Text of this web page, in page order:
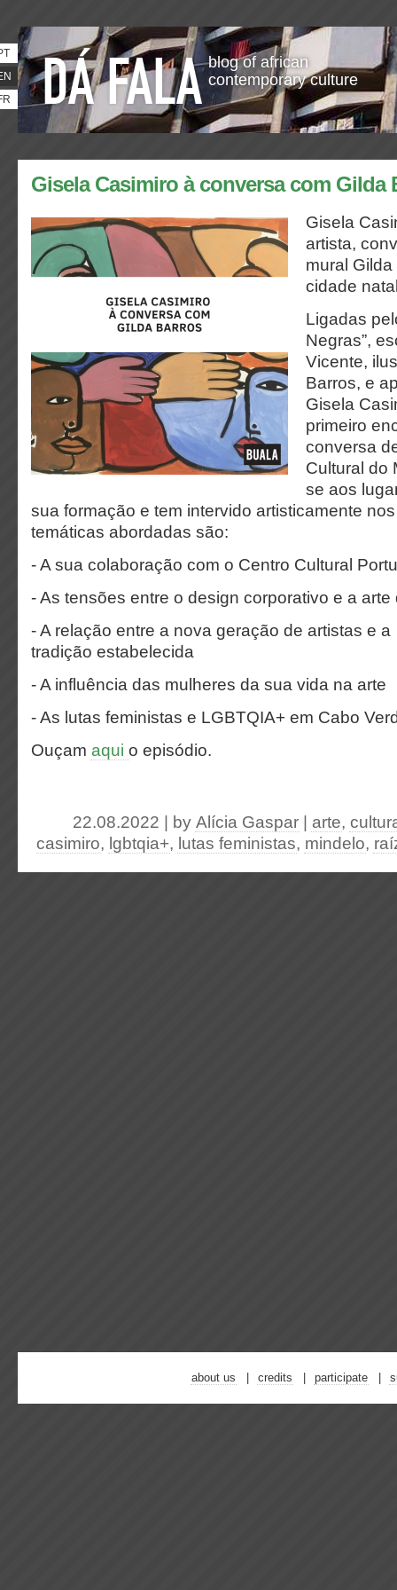
blog of african
contemporary culture
Gisela Casimiro à conversa com Gilda
Gisela
artista,
mural
cidade
Ligadas
Negras”,
Vicente,
Barros, e
Gisela
primeiro
conversa
Cultural do
se aos
sua formação e tem intervido artisticamente
temáticas abordadas são:
- A sua colaboração com o Centro Cultural
- As tensões entre o design corporativo e a arte
- A relação entre a nova geração de artistas e a
tradição estabelecida
- A influência das mulheres da sua vida na arte
- As lutas feministas e LGBTQIA+ em Cabo
Ouçam aqui o episódio.
22.08.2022 | by Alícia Gaspar arte,
casimiro, lgbtqia+, lutas feministas, mindelo,
about us credits participate